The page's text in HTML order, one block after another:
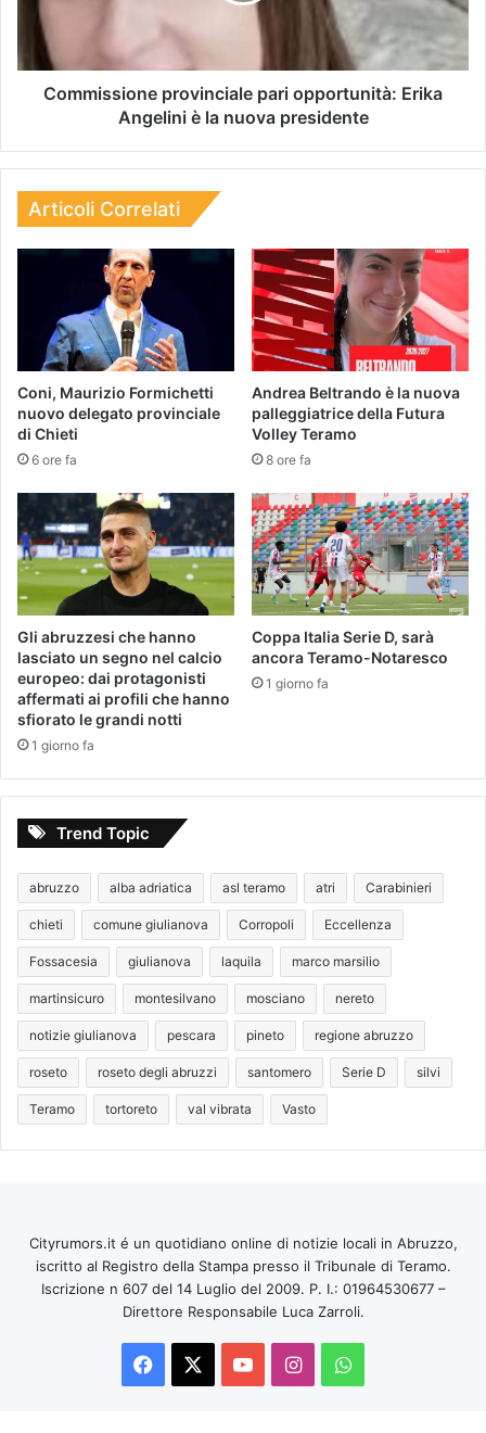
Commissione provinciale pari opportunità: Erika
Angelini è la nuova presidente
Articoli Correlati
Coni, Maurizio Formichetti
nuovo delegato provinciale
di Chieti
6 ore fa
Andrea Beltrando è la nuova
palleggiatrice della Futura
Volley Teramo
8 ore fa
Gli abruzzesi che hanno
lasciato un segno nel calcio
europeo: dai protagonisti
affermati ai profili che hanno
sfiorato le grandi notti
1 giorno fa
Coppa Italia Serie D, sarà
ancora Teramo-Notaresco
1 giorno fa
Trend Topic
abruzzo alba adriatica asl teramo atri Carabinieri
chieti comune giulianova Corropoli Eccellenza
Fossacesia giulianova laquila marco marsilio
martinsicuro montesilvano mosciano nereto
notizie giulianova pescara pineto regione abruzzo
roseto roseto degli abruzzi santomero Serie D silvi
Teramo tortoreto val vibrata Vasto
Cityrumors.it é un quotidiano online di notizie locali in Abruzzo,
iscritto al Registro della Stampa presso il Tribunale di Teramo.
Iscrizione n 607 del 14 Luglio del 2009. P. I.: 01964530677 –
Direttore Responsabile Luca Zarroli.
Facebook
You InstagramWhatsApp